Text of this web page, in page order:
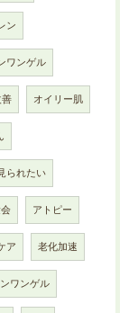
ン
ワンゲル
オイリー肌
られたい
アトピー
ア 老化加速
ワンゲル